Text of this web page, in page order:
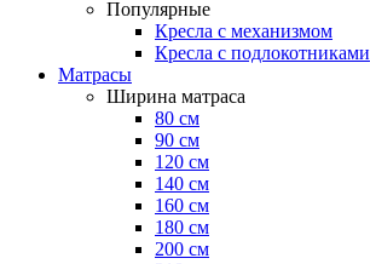
Популярные
Кресла с механизмом
Кресла с подлокотниками
Матрасы
Ширина матраса
80 см
90 см
120 см
140 см
160 см
180 см
200 см